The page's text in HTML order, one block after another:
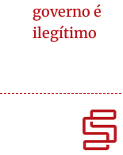
governo é
ilegítimo